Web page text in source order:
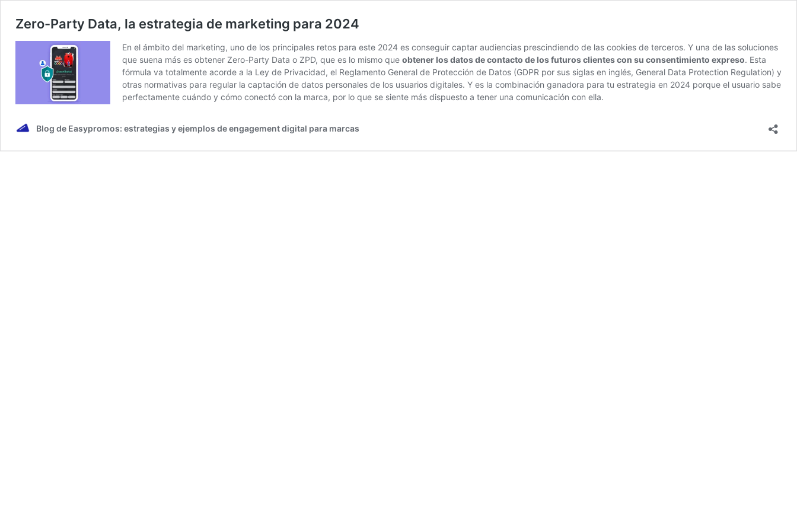
Zero-Party Data, la estrategia de marketing para 2024
En el ámbito del marketing, uno de los principales retos para este 2024 es conseguir captar audiencias prescindiendo de las cookies de terceros. Y una de las soluciones
que suena más es obtener Zero-Party Data o ZPD, que es lo mismo que obtener los datos de contacto de los futuros clientes con su consentimiento expreso. Esta
fórmula va totalmente acorde a la Ley de Privacidad, el Reglamento General de Protección de Datos (GDPR por sus siglas en inglés, General Data Protection Regulation) y
otras normativas para regular la captación de datos personales de los usuarios digitales. Y es la combinación ganadora para tu estrategia en 2024 porque el usuario sabe
perfectamente cuándo y cómo conectó con la marca, por lo que se siente más dispuesto a tener una comunicación con ella.
Blog de Easypromos: estrategias y ejemplos de engagement digital para marcas